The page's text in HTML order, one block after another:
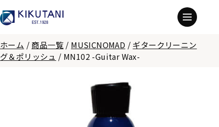
ホーム / 商品一覧 / MUSICNOMAD / ギタークリーニン
グ＆ポリッシュ / MN102 -Guitar Wax-